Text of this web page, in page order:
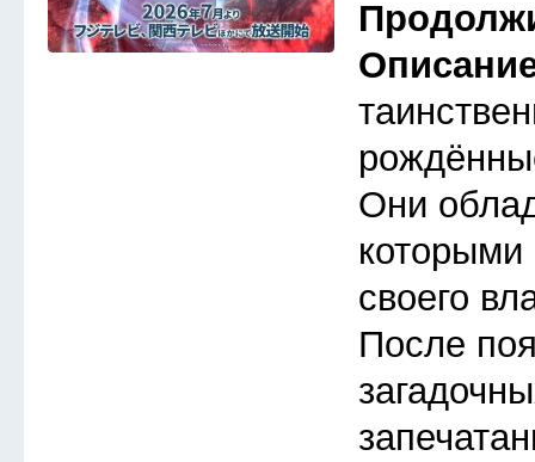
Они
которыми
своего
После